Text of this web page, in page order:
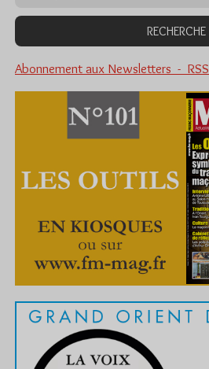
Abonnement aux Newsletters - RSS